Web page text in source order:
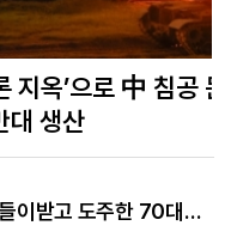
문턱 높인다…무인
이받고 도주한 70대…